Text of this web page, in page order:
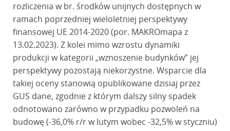
rozliczenia w br. środków unijnych dostępnych w
ramach poprzedniej wieloletniej perspektywy
finansowej UE 2014-2020 (por. MAKROmapa z
13.02.2023). Z kolei mimo wzrostu dynamiki
produkcji w kategorii „wznoszenie budynków” jej
perspektywy pozostają niekorzystne. Wsparcie dla
takiej oceny stanowią opublikowane dzisiaj przez
GUS dane, zgodnie z którym dalszy silny spadek
odnotowano zarówno w przypadku pozwoleń na
budowę (-36,0% r/r w lutym wobec -32,5% w styczniu)